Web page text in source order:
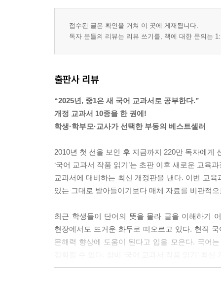
접수된 글은 확인을 거쳐 이 곳에 게재됩니다.
독자 분들의 리뷰는 리뷰 쓰기를, 책에 대한 문의는
출판사 리뷰
“2025년, 중1은 새 국어 교과서로 공부한다.”
개정 교과서 10종을 한 권에!
학생·학부모·교사가 선택한 부동의 베스트셀러
2010년 첫 선을 보인 후 지금까지 220만 독자에게
‘국어 교과서 작품 읽기’는 초판 이후 새로운 교육
교과서에 대비하는 최신 개정판을 낸다. 이번 교
있는 그대로 받아들이기보다 매체 자료를 비판적
최근 학생들이 단어의 뜻을 몰라 글을 이해하기
현장에서도 뜨거운 화두로 떠오르고 있다. 현직
문해력 향상에 도움이 된다고 입을 모은다. 국어